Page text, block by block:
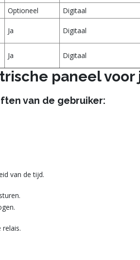
Optioneel Digitaal
Ja Digitaal
Ja Digitaal
paneel voor
van de gebruiker:
van de tijd.